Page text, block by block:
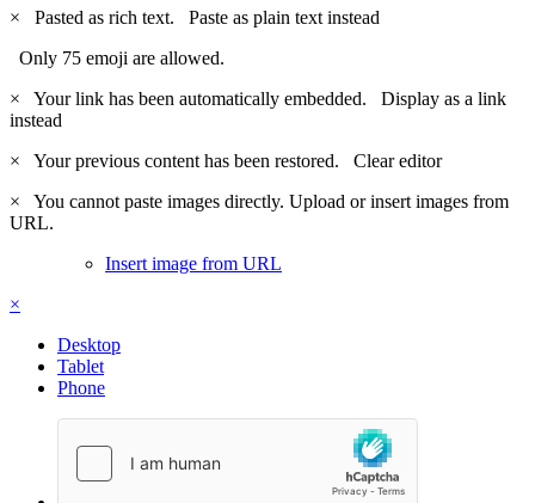
×
Pasted as rich text. Paste as plain text instead
Only 75 emoji are allowed.
×
Your link has been automatically embedded. Display as a link
instead
×
Your previous content has been restored. Clear editor
×
You cannot paste images directly. Upload or insert images from
URL.
Insert image from URL
×
Desktop
Tablet
Phone